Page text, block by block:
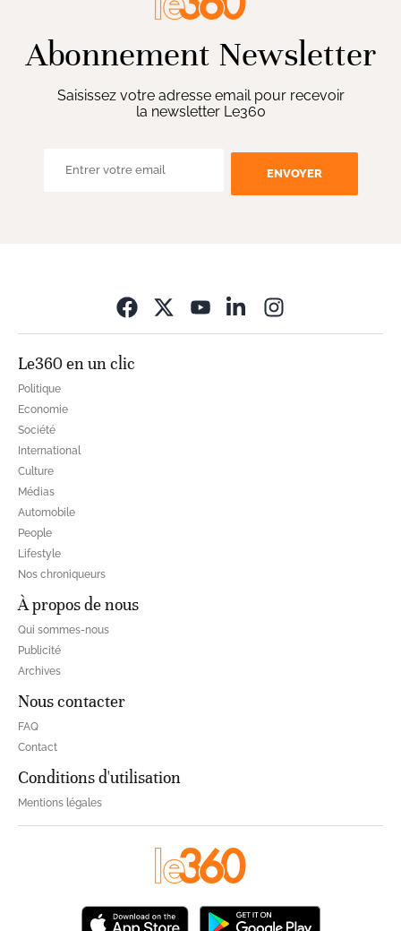
Abonnement Newsletter
Saisissez votre adresse email pour recevoir
la newsletter Le360
ENVOYER
Le360 en un clic
Politique
Economie
Société
International
Culture
Médias
Automobile
People
Lifestyle
Nos chroniqueurs
À propos de nous
Qui sommes-nous
Publicité
Archives
Nous contacter
FAQ
Contact
Conditions d'utilisation
Mentions légales